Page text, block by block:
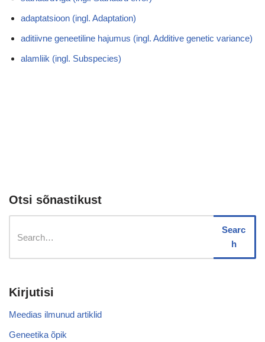
adaptatsioon (ingl. Adaptation)
aditiivne geneetiline hajumus (ingl. Additive genetic variance)
alamliik (ingl. Subspecies)
Otsi sõnastikust
Searc
h
Kirjutisi
Meedias ilmunud artiklid
Geneetika õpik